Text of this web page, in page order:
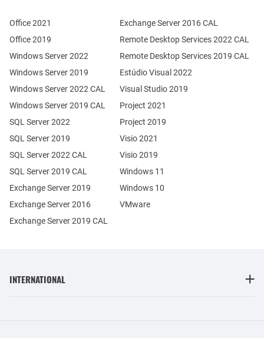
Office 2021
Office 2019
Windows Server 2022
Windows Server 2019
Exchange Server 2019
Exchange Server 2016
SQL Server 2022
SQL Server 2019
Windows Server 2022 CAL
Windows Server 2019 CAL
SQL Server 2022 CAL
SQL Server 2019 CAL
Remote Desktop Services 2022 CAL
Remote Desktop Services 2019 CAL
Exchange Server 2019 CAL
Exchange Server 2016 CAL
Estúdio Visual 2022
Visual Studio 2019
Project 2021
Project 2019
Visio 2021
Visio 2019
Windows 11
Windows 10
VMware
INTERNATIONAL